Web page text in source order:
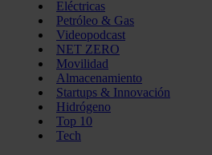
Eléctricas
Petróleo & Gas
Videopodcast
NET ZERO
Movilidad
Almacenamiento
Startups & Innovación
Hidrógeno
Top 10
Tech